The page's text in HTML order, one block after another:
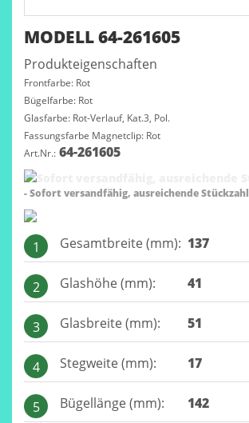
MODELL 64-261605
Produkteigenschaften
Frontfarbe: Rot
Bügelfarbe: Rot
Glasfarbe: Rot-Verlauf, Kat.3, Pol.
Fassungsfarbe Magnetclip: Rot
Art.Nr.: 64-261605
- Sofort versandfähig, ausreichende Stückzahl
1 Gesamtbreite (mm): 137
2 Glashöhe (mm): 41
3 Glasbreite (mm): 51
4 Stegweite (mm): 17
5 Bügellänge (mm): 142